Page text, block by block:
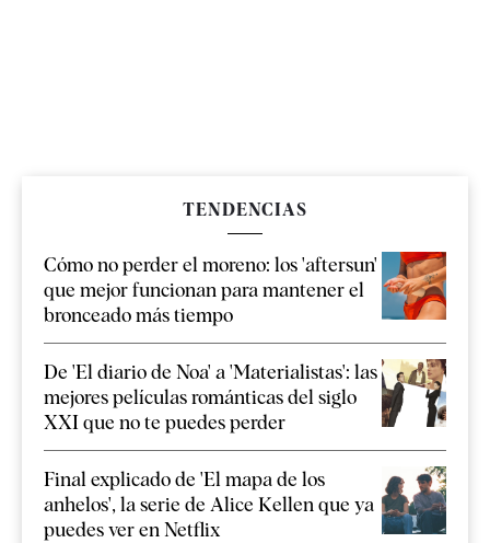
TENDENCIAS
Cómo no perder el moreno: los 'aftersun'
que mejor funcionan para mantener el
bronceado más tiempo
De 'El diario de Noa' a 'Materialistas': las
mejores películas románticas del siglo
XXI que no te puedes perder
Final explicado de 'El mapa de los
anhelos', la serie de Alice Kellen que ya
puedes ver en Netflix